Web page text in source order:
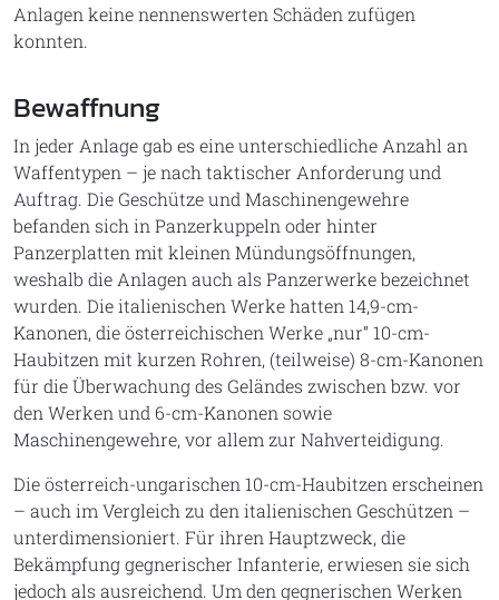
Anlagen keine nennenswerten Schäden zufügen
konnten.
Bewaffnung
In jeder Anlage gab es eine unterschiedliche Anzahl an
Waffentypen – je nach taktischer Anforderung und
Auftrag. Die Geschütze und Maschinengewehre
befanden sich in Panzerkuppeln oder hinter
Panzerplatten mit kleinen Mündungsöffnungen,
weshalb die Anlagen auch als Panzerwerke bezeichnet
wurden. Die italienischen Werke hatten 14,9-cm-
Kanonen, die österreichischen Werke „nur“ 10-cm-
Haubitzen mit kurzen Rohren, (teilweise) 8-cm-Kanonen
für die Überwachung des Geländes zwischen bzw. vor
den Werken und 6-cm-Kanonen sowie
Maschinengewehre, vor allem zur Nahverteidigung.
Die österreich-ungarischen 10-cm-Haubitzen erscheinen
– auch im Vergleich zu den italienischen Geschützen –
unterdimensioniert. Für ihren Hauptzweck, die
Bekämpfung gegnerischer Infanterie, erwiesen sie sich
jedoch als ausreichend. Um den gegnerischen Werken